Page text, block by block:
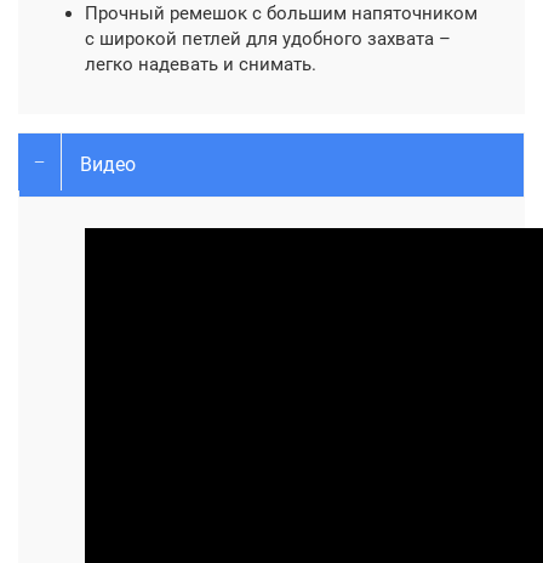
Прочный ремешок с большим напяточником
с широкой петлей для удобного захвата –
легко надевать и снимать.
Видео